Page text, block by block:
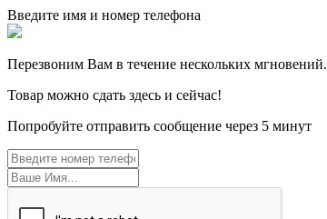
Введите имя и номер телефона
Перезвоним Вам в течение нескольких мгновений.
Товар можно сдать здесь и сейчас!
Попробуйте отправить сообщение через 5 минут